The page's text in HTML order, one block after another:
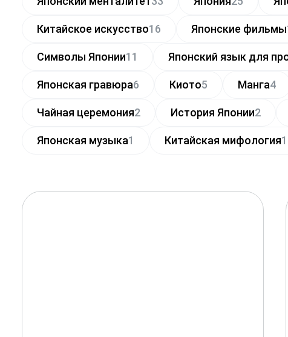
Китайское искусство16 Японские фильмы
Символы Японии11 Японский язык для
Японская гравюра6 Киото5 Манга4
Чайная церемония2 История Японии2
Японская музыка1 Китайская мифология1